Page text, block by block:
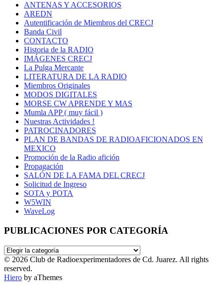
ANTENAS Y ACCESORIOS
AREDN
Autentificación de Miembros del CRECJ
Banda Civil
CONTACTO
Historia de la RADIO
IMÁGENES CRECJ
La Pulga Mercante
LITERATURA DE LA RADIO
Miembros Originales
MODOS DIGITALES
MORSE CW APRENDE Y MAS
Mumla APP ( muy fácil )
Nuestras Actividades !
PATROCINADORES
PLAN DE BANDAS DE RADIOAFICIONADOS EN
MEXICO
Promoción de la Radio afición
Propagación
SALÓN DE LA FAMA DEL CRECJ
Solicitud de Ingreso
SOTA y POTA
W5WIN
WaveLog
PUBLICACIONES POR CATEGORÍA
PUBLICACIONES
POR
CATEGORÍA
© 2026 Club de Radioexperimentadores de Cd. Juarez. All rights
reserved.
Hiero by aThemes